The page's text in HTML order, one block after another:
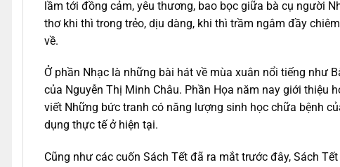
lầm tới đồng cảm, yêu thương, bao bọc giữa bà cụ người
thơ khi thì trong trẻo, dịu dàng, khi thì trầm ngâm đầy
về.
Ở phần Nhạc là những bài hát về mùa xuân nổi tiếng như
của Nguyễn Thị Minh Châu. Phần Họa năm nay giới thiệu
viết Những bức tranh có năng lượng sinh học chữa bệnh
dụng thực tế ở hiện tại.
Cũng như các cuốn Sách Tết đã ra mắt trước đây, Sách